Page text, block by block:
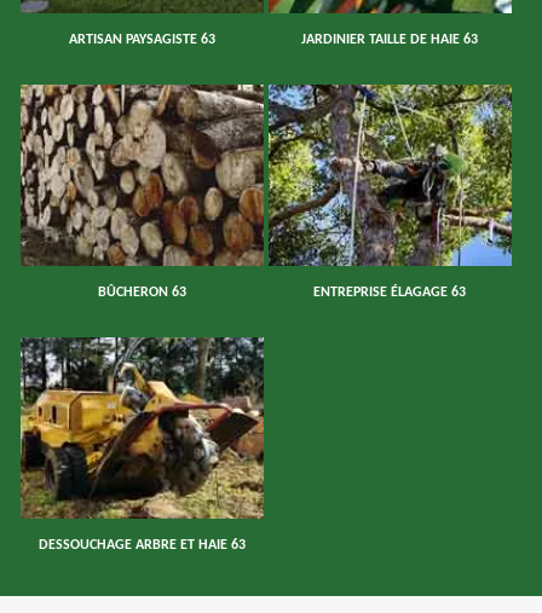
ARTISAN PAYSAGISTE 63 JARDINIER TAILLE DE HAIE 63
BÛCHERON 63 ENTREPRISE ÉLAGAGE 63
DESSOUCHAGE ARBRE ET HAIE 63